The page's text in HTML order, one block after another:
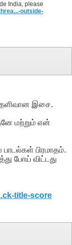
India, please
outside-
இசை.
மற்றும் என்
பிரமாதம்.
போய் விட்டது
title-score